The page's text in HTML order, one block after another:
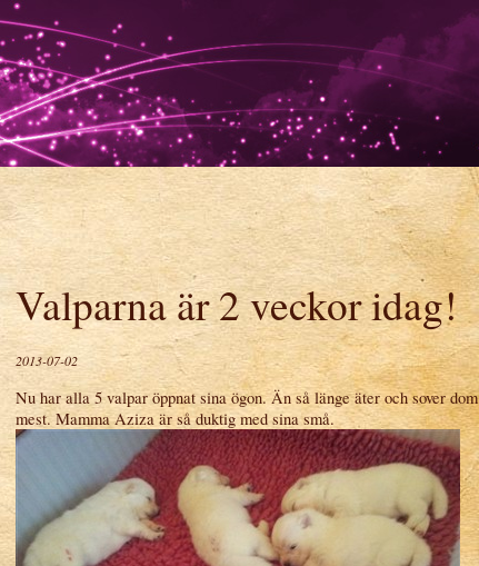
Valparna är 2 veckor idag!
2013-07-02
Nu har alla 5 valpar öppnat sina ögon. Än så länge äter och sover dom
mest. Mamma Aziza är så duktig med sina små.